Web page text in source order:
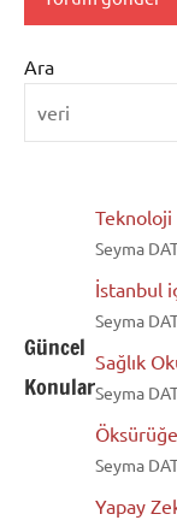
Ara
Güncel
Konular
Seyma
İstanbul
Seyma
Sağlık
Seyma
Seyma
Yapay